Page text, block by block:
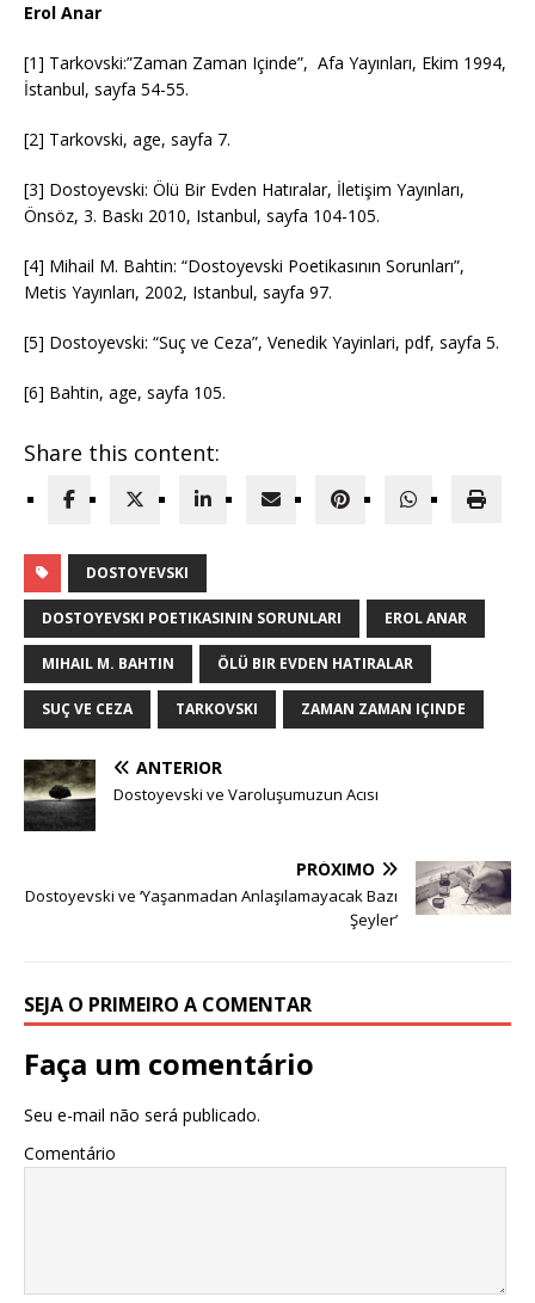
Erol Anar
[1] Tarkovski:”Zaman Zaman Içinde”, Afa Yayınları, Ekim 1994,
İstanbul, sayfa 54-55.
[2] Tarkovski, age, sayfa 7.
[3] Dostoyevski: Ölü Bir Evden Hatıralar, İletişim Yayınları,
Önsöz, 3. Baskı 2010, Istanbul, sayfa 104-105.
[4] Mihail M. Bahtin: “Dostoyevski Poetikasının Sorunları”,
Metis Yayınları, 2002, Istanbul, sayfa 97.
[5] Dostoyevski: “Suç ve Ceza”, Venedik Yayinlari, pdf, sayfa 5.
[6] Bahtin, age, sayfa 105.
Share this content:
DOSTOYEVSKI
DOSTOYEVSKI POETIKASININ SORUNLARI EROL ANAR
MIHAIL M. BAHTIN ÖLÜ BIR EVDEN HATIRALAR
SUÇ VE CEZA TARKOVSKI ZAMAN ZAMAN IÇINDE
ANTERIOR
Dostoyevski ve Varoluşumuzun Acısı
PRÓXIMO
Dostoyevski ve ‘Yaşanmadan Anlaşılamayacak Bazı
Şeyler’
SEJA O PRIMEIRO A COMENTAR
Faça um comentário
Seu e-mail não será publicado.
Comentário